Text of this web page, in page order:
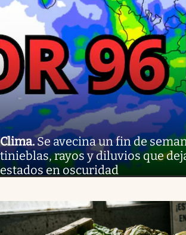
Clima.Se avecina un fin de
tinieblas, rayos y diluvios que
estados en oscuridad